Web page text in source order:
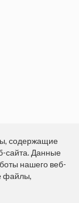
содержащие
сайта. Данные
нашего веб-
файлы,